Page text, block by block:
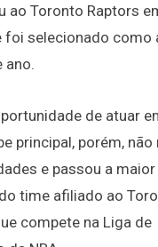
ao Toronto Raptors
foi selecionado como
ano.
de atuar
principal, porém, não
e passou a maior
time afiliado ao
compete na Liga de